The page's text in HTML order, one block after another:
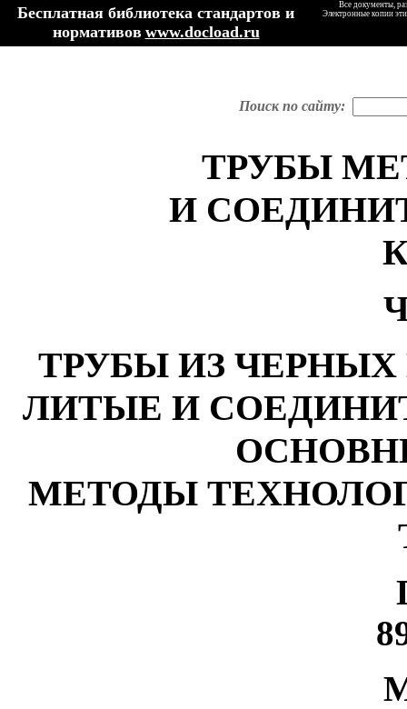
Бесплатная библиотека стандартов и
нормативов www.docload.ru
Все документы,
Электронные копии
Поиск по сайту:
ТРУБЫ
И
ТРУБЫ ИЗ
ЛИТЫЕ И
МЕТОДЫ